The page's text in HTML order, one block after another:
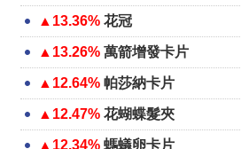
▲13.36% 花冠
▲13.26% 萬箭增發卡片
▲12.64% 帕莎納卡片
▲12.47% 花蝴蝶髮夾
▲12.34% 螞蟻卵卡片